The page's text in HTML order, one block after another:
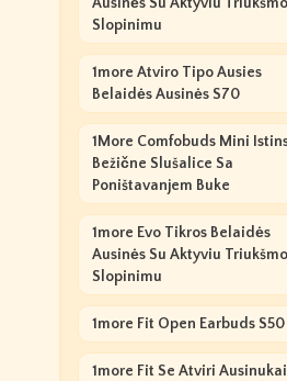
Slopinimu
1more Atviro Tipo Ausies
Belaidės Ausinės S70
1More Comfobuds Mini
Bežične Slušalice Sa
Poništavanjem Buke
1more Evo Tikros Belaidės
Ausinės Su Aktyviu Triukšmo
Slopinimu
1more Fit Open Earbuds S50
1more Fit Se Atviri